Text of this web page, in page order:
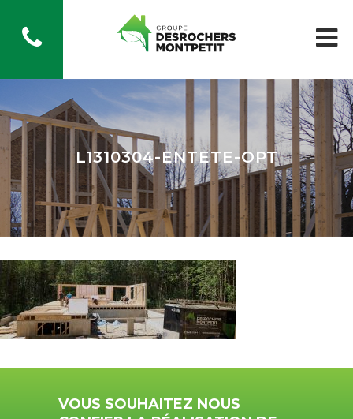
L1310304-ENTETE-OPT
VOUS SOUHAITEZ NOUS